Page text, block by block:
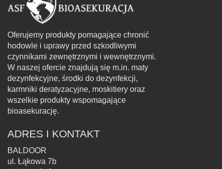
Oferujemy produkty pomagające chronić
hodowle i uprawy przed szkodliwymi
czynnikami zewnętrznymi i wewnętrznymi.
W naszej ofercie znajdują się m.in. maty
dezynfekcyjne, środki do dezynfekcji,
karmniki deratyzacyjne, moskitiery oraz
wszelkie produkty wspomagające
bioasekurację.
ADRES I KONTAKT
BALDOOR
ul. Łąkowa 7b